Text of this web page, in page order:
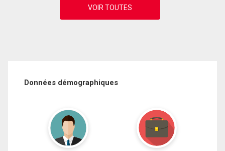
Données démographiques